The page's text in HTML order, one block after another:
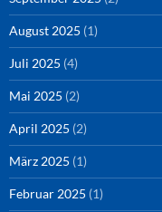
August 2025 (1)
Juli 2025 (4)
Mai 2025 (2)
April 2025 (2)
März 2025 (1)
Februar 2025 (1)